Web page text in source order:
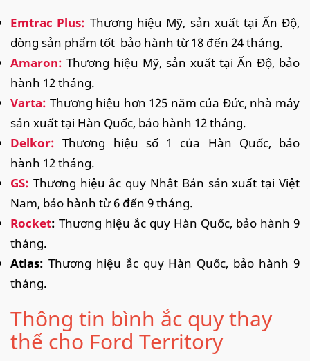
Emtrac Plus: Thương hiệu Mỹ, sản xuất tại Ấn Độ,
dòng sản phẩm tốt bảo hành từ 18 đến 24 tháng.
Amaron: Thương hiệu Mỹ, sản xuất tại Ấn Độ, bảo
hành 12 tháng.
Varta: Thương hiệu hơn 125 năm của Đức, nhà máy
sản xuất tại Hàn Quốc, bảo hành 12 tháng.
Delkor: Thương hiệu số 1 của Hàn Quốc, bảo
hành 12 tháng.
GS: Thương hiệu ắc quy Nhật Bản sản xuất tại Việt
Nam, bảo hành từ 6 đến 9 tháng.
Rocket: Thương hiệu ắc quy Hàn Quốc, bảo hành 9
tháng.
Atlas: Thương hiệu ắc quy Hàn Quốc, bảo hành 9
tháng.
Thông tin bình ắc quy thay
thế cho Ford Territory